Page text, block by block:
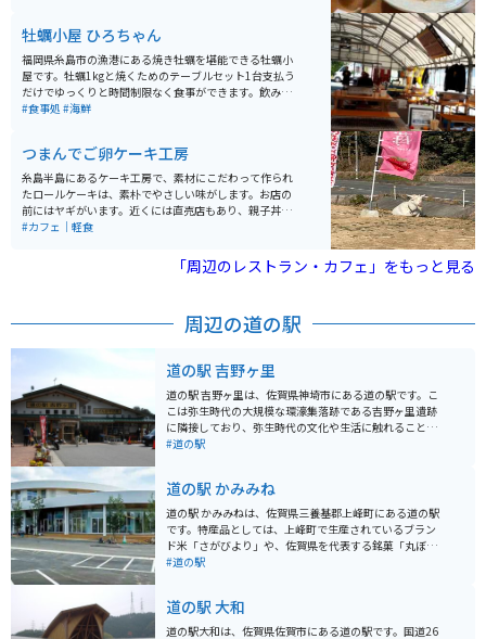
牡蠣小屋 ひろちゃん
福岡県糸島市の漁港にある焼き牡蠣を堪能できる牡蠣小
屋です。牡蠣1kgと焼くためのテーブルセット1台支払う
だけでゆっくりと時間制限なく食事ができます。飲み
物、食べ物、持ち込み自由です。 LINEで登録してオーダ
#食事処 #海鮮
つまんでご卵ケーキ工房
糸島半島にあるケーキ工房で、素材にこだわって作られ
たロールケーキは、素朴でやさしい味がします。お店の
前にはヤギがいます。近くには直売店もあり、親子丼や
玉子丼を食べる事も出来ます。お腹を満たした後は、先
#カフェ｜軽食
「周辺のレストラン・カフェ」をもっと見る
周辺の道の駅
道の駅 吉野ヶ里
道の駅 吉野ヶ里は、佐賀県神埼市にある道の駅です。こ
こは弥生時代の大規模な環濠集落跡である吉野ヶ里遺跡
に隣接しており、弥生時代の文化や生活に触れることが
できます。 道の駅には、特産品販売所があり、地元産の
ことができます。特に、佐賀牛を使った料理はおすすめ
です。 バイクで訪れる場合、道の駅には広い駐車場が完
備されているので安心です。吉野ヶ里遺跡周辺は、田園
風景が広がる走りやすい道が多く、ツーリングにも最適
です。道の駅で休憩を挟みながら、周辺を巡ってみるの
閣など、歴史的な見どころがたくさんあります。また、
春には桜、秋には紅葉と、四季折々の美しい景色を楽し
#道の駅
道の駅 かみみね
道の駅 かみみねは、佐賀県三養基郡上峰町にある道の駅
です。特産品としては、上峰町で生産されているブラン
ド米「さがびより」や、佐賀県を代表する銘菓「丸ぼう
ろ」などが人気です。 また、道の駅 かみみねは、バイク
で、安心してバイクを停めることができます。 道の駅 か
みみね周辺には、観光スポットもいくつかあります。車
#道の駅
道の駅 大和
道の駅大和は、佐賀県佐賀市にある道の駅です。国道26